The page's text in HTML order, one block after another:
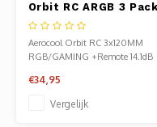
Orbit RC ARGB 3 Pack
| 120mm Case Fans
met Remote Control
Aerocool Orbit RC 3x120MM
RGB/GAMING +Remote 14.1dB
€34,95
Vergelijk